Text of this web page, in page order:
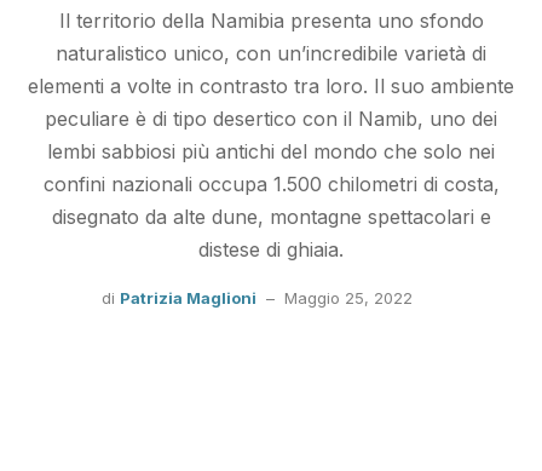
Il territorio della Namibia presenta uno sfondo
naturalistico unico, con un’incredibile varietà di
elementi a volte in contrasto tra loro. Il suo ambiente
peculiare è di tipo desertico con il Namib, uno dei
lembi sabbiosi più antichi del mondo che solo nei
confini nazionali occupa 1.500 chilometri di costa,
disegnato da alte dune, montagne spettacolari e
distese di ghiaia.
di Patrizia Maglioni – Maggio 25, 2022